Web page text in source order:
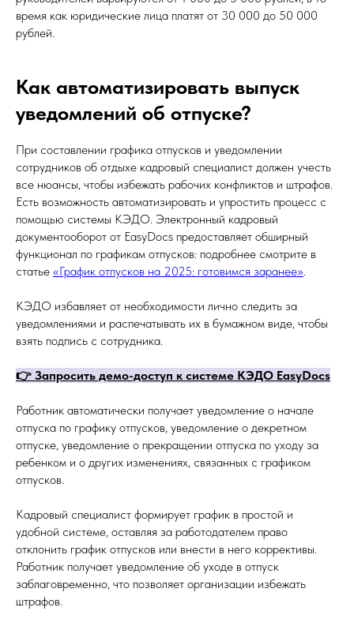
время как юридические лица платят от 30 000 до 50 000
рублей.
Как автоматизировать выпуск
уведомлений об отпуске?
При составлении графика отпусков и уведомлении
сотрудников об отдыхе кадровый специалист должен учесть
все нюансы, чтобы избежать рабочих конфликтов и штрафов.
Есть возможность автоматизировать и упростить процесс с
помощью системы КЭДО. Электронный кадровый
документооборот от EasyDocs предоставляет обширный
функционал по графикам отпусков: подробнее смотрите в
статье «График отпусков на 2025: готовимся заранее».
КЭДО избавляет от необходимости лично следить за
уведомлениями и распечатывать их в бумажном виде, чтобы
взять подпись с сотрудника.
👉 Запросить демо-доступ к системе КЭДО EasyDocs
Работник автоматически получает уведомление о начале
отпуска по графику отпусков, уведомление о декретном
отпуске, уведомление о прекращении отпуска по уходу за
ребенком и о других изменениях, связанных с графиком
отпусков.
Кадровый специалист формирует график в простой и
удобной системе, оставляя за работодателем право
отклонить график отпусков или внести в него коррективы.
Работник получает уведомление об уходе в отпуск
заблаговременно, что позволяет организации избежать
штрафов.